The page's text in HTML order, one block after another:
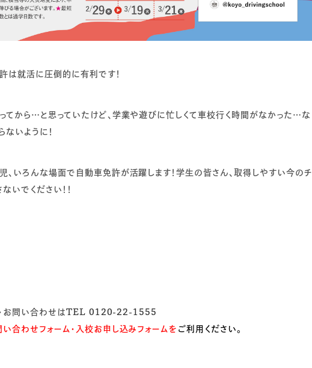
は就活に圧倒的に有利です！
から…と思っていたけど、学業や遊びに忙しくて車校行く時間がなかった…な
いように！
いろんな場面で自動車免許が活躍します！学生の皆さん、取得しやすい今のチ
いでください！！
お問い合わせはTEL 0120-22-1555
合わせフォーム・入校お申し込みフォームをご利用ください。